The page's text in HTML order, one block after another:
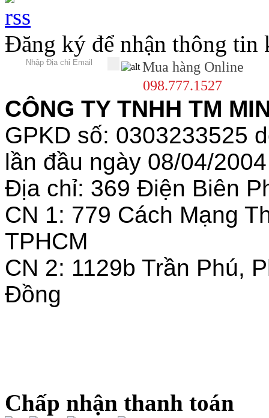
Đăng ký để nhận thông tin
Mua hàng Online
098.777.1527
CÔNG TY TNHH TM
GPKD số: 0303233525
lần đầu ngày 08/04/2004
Địa chỉ: 369 Điện Biên
CN 1: 779 Cách Mạng
TPHCM
CN 2: 1129b Trần Phú,
Đồng
Chấp nhận thanh toán